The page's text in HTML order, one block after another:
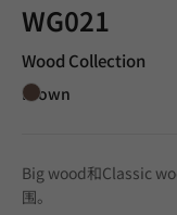
WG021
Wood Collection
Brown
Big wood和Classic
围。